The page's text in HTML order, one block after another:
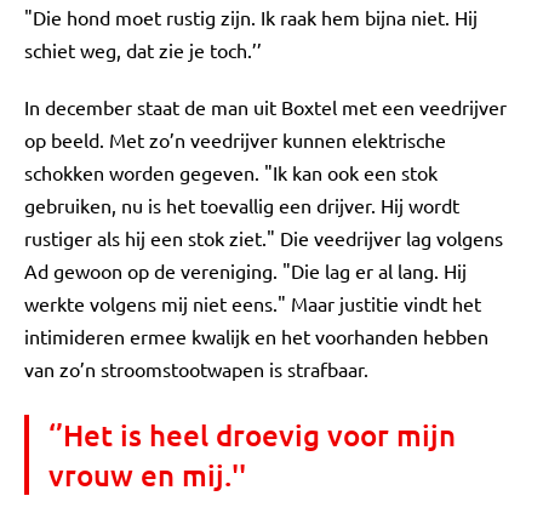
"Die hond moet rustig zijn. Ik raak hem bijna niet. Hij
schiet weg, dat zie je toch.’’
In december staat de man uit Boxtel met een veedrijver
op beeld. Met zo’n veedrijver kunnen elektrische
schokken worden gegeven. "Ik kan ook een stok
gebruiken, nu is het toevallig een drijver. Hij wordt
rustiger als hij een stok ziet." Die veedrijver lag volgens
Ad gewoon op de vereniging. "Die lag er al lang. Hij
werkte volgens mij niet eens." Maar justitie vindt het
intimideren ermee kwalijk en het voorhanden hebben
van zo’n stroomstootwapen is strafbaar.
‘’Het is heel droevig voor mijn
vrouw en mij.''